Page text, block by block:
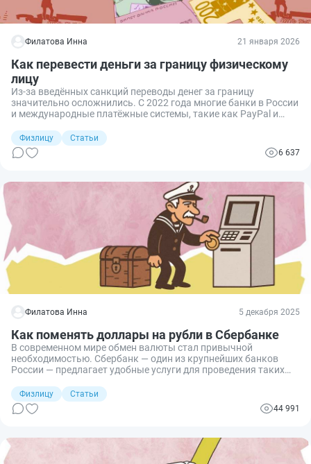
Филатова Инна 21 января 2026
Как перевести деньги за границу физическому
лицу
Из-за введённых санкций переводы денег за границу
значительно осложнились. С 2022 года многие банки в России
и международные платёжные системы, такие как PayPal и
существуют возможности для переводов в евро физлицам за
границу. Разбираемся какие.
Физлицу
Статьи
6 637
Филатова Инна 5 декабря 2025
Как поменять доллары на рубли в Сбербанке
В современном мире обмен валюты стал привычной
необходимостью. Сбербанк — один из крупнейших банков
России — предлагает удобные услуги для проведения таких
обмена, требования, ограничения и советы для упрощения
процесса.
Физлицу
Статьи
44 991